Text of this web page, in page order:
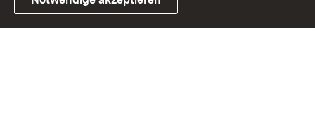
Link zum Landesportal